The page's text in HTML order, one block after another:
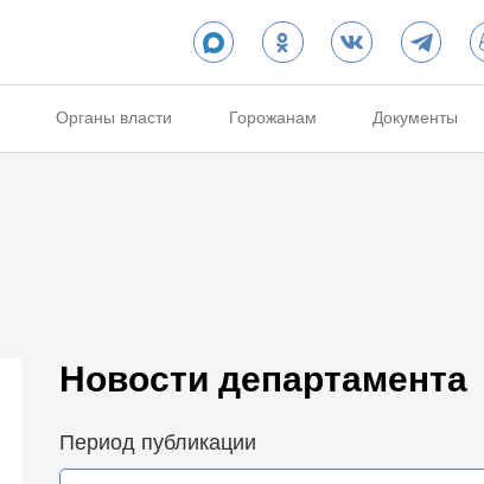
Органы власти Горожанам Документы
Новости департамента
Период публикации